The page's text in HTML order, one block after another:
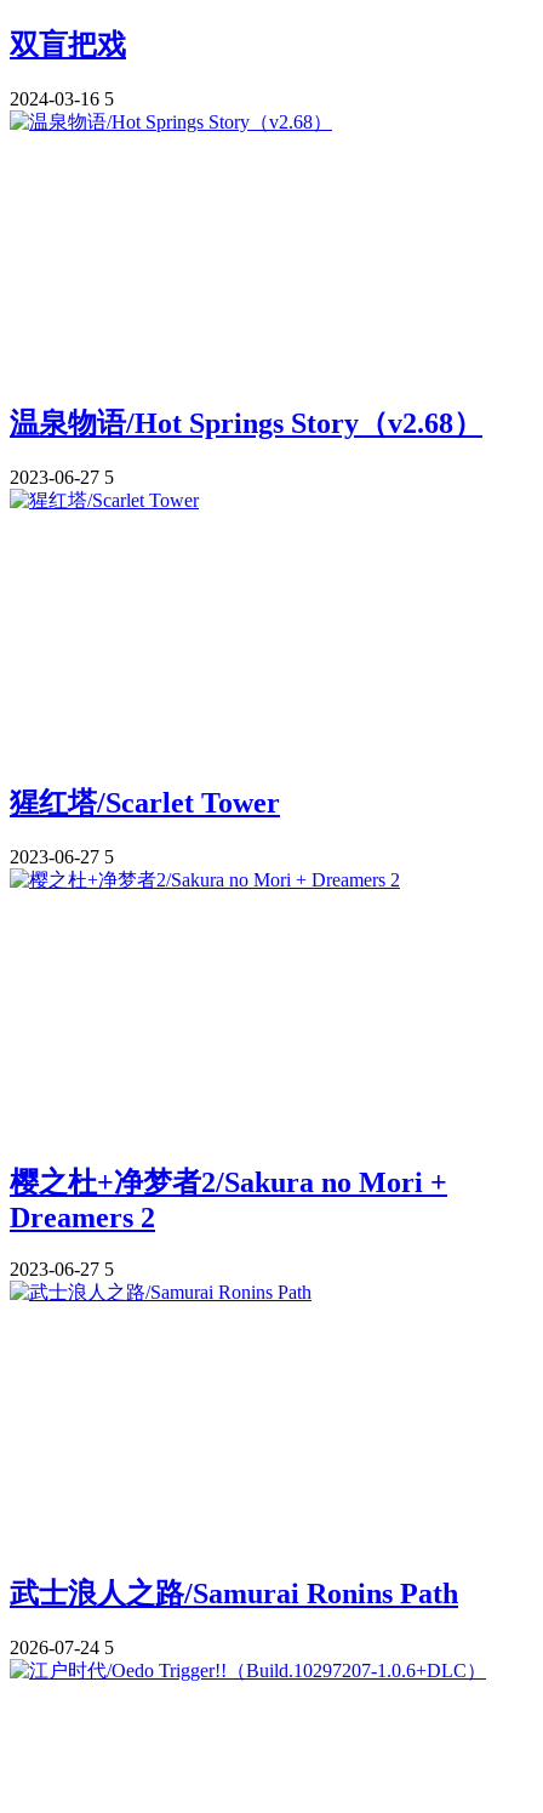
双盲把戏
2024-03-16 5
温泉物语/Hot Springs Story（v2.68）
2023-06-27 5
猩红塔/Scarlet Tower
2023-06-27 5
樱之杜+净梦者2/Sakura no Mori +
Dreamers 2
2023-06-27 5
武士浪人之路/Samurai Ronins Path
2026-07-24 5